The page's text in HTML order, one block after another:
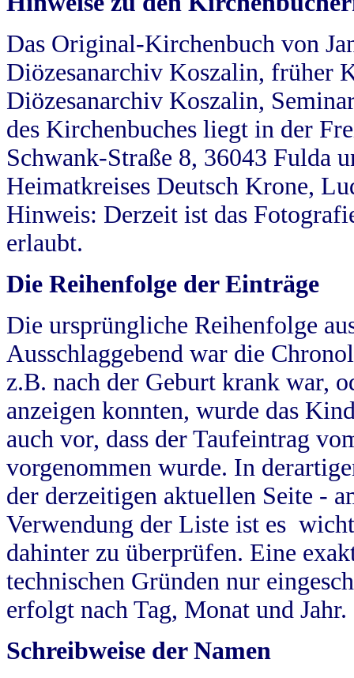
Das Original-Kirchenbuch von
Diözesanarchiv Koszalin, früher
Diözesanarchiv Koszalin,
des Kirchenbuches liegt in der
Schwank-Straße 8, 36043 Fulda
Heimatkreises Deutsch Krone,
Hinweis: Derzeit ist das
erlaubt.
Die Reihenfolge der Einträge
Die ursprüngliche Reihenfolge
Ausschlaggebend war die
z.B. nach der Geburt krank war,
anzeigen konnten, wurde das
auch vor, dass der Taufeintrag
vorgenommen wurde. In
der derzeitigen aktuellen Seite -
Verwendung der Liste ist es
dahinter zu überprüfen. Eine
technischen Gründen nur
erfolgt nach Tag, Monat und Jahr.
Schreibweise der Namen